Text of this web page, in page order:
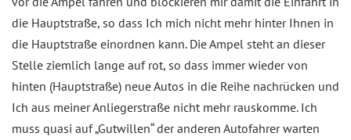
die Hauptstraße, so dass Ich mich nicht mehr hinter Ihnen in
die Hauptstraße einordnen kann. Die Ampel steht an dieser
Stelle ziemlich lange auf rot, so dass immer wieder von
hinten (Hauptstraße) neue Autos in die Reihe nachrücken und
Ich aus meiner Anliegerstraße nicht mehr rauskomme. Ich
muss quasi auf „Gutwillen“ der anderen Autofahrer warten